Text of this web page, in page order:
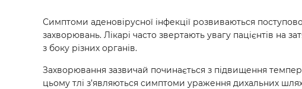
Симптоми аденовірусної інфекції розвиваються
захворювань. Лікарі часто звертають увагу пацієнтів на
з боку різних органів.
Захворювання зазвичай починається з підвищення
цьому тлі з’являються симптоми ураження дихальних